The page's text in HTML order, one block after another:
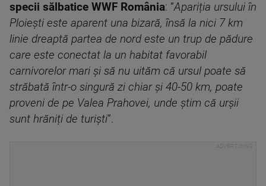
specii sălbatice WWF România: ”Apariția ursului în
Ploiești este aparent una bizară, însă la nici 7 km
linie dreaptă partea de nord este un trup de pădure
care este conectat la un habitat favorabil
carnivorelor mari și să nu uităm că ursul poate să
străbată într-o singură zi chiar și 40-50 km, poate
proveni de pe Valea Prahovei, unde știm că urșii
sunt hrăniți de turiști”.